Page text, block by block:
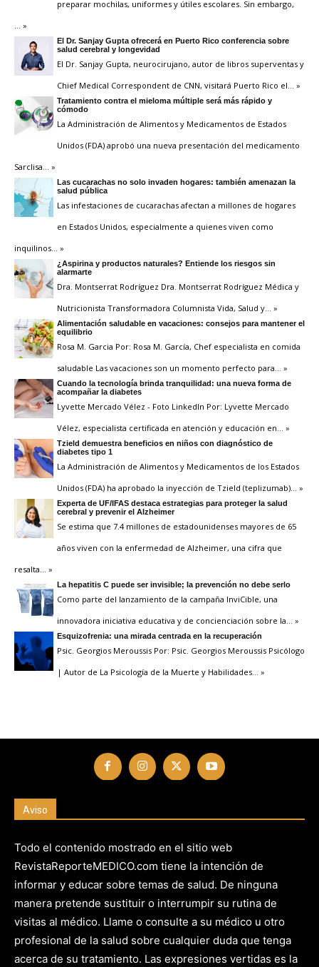
preparar mochilas, uniformes y útiles escolares. Sin embargo,
… »
El Dr. Sanjay Gupta ofrecerá en Puerto Rico conferencia sobre
salud cerebral y longevidad
El Dr. Sanjay Gupta, neurocirujano, autor de libros superventas y
Chief Medical Correspondent de CNN, visitará Puerto Rico el … »
Tratamiento contra el mieloma múltiple será más rápido y
cómodo
La Administración de Alimentos y Medicamentos de Estados
Unidos (FDA) aprobó una nueva presentación del medicamento
Sarclisa … »
Las cucarachas no solo invaden hogares: también amenazan la
salud pública
Las infestaciones de cucarachas afectan a millones de hogares
en Estados Unidos, especialmente a quienes viven como
inquilinos … »
¿Aspirina y productos naturales? Entiende los riesgos sin
alarmarte
Dra. Montserrat Rodríguez Dra. Montserrat Rodríguez Médica y
Nutricionista Transformadora Columnista Vida, Salud y … »
Alimentación saludable en vacaciones: consejos para mantener el
equilibrio
Rosa M. Garcia Por: Rosa M. García, Chef especialista en comida
saludable Las vacaciones son un momento perfecto para … »
Cuando la tecnología brinda tranquilidad: una nueva forma de
acompañar la diabetes
Lyvette Mercado Vélez - Foto LinkedIn Por: Lyvette Mercado
Vélez, especialista certificada en atención y educación en … »
Tzield demuestra beneficios en niños con diagnóstico de
diabetes tipo 1
La Administración de Alimentos y Medicamentos de los Estados
Unidos (FDA) ha aprobado la inyección de Tzield (teplizumab) … »
Experta de UF/IFAS destaca estrategias para proteger la salud
cerebral y prevenir el Alzheimer
Se estima que 7.4 millones de estadounidenses mayores de 65
años viven con la enfermedad de Alzheimer, una cifra que
resalta … »
La hepatitis C puede ser invisible; la prevención no debe serlo
Como parte del lanzamiento de la campaña InviCible, una
innovadora iniciativa educativa y de concienciación sobre la … »
Esquizofrenia: una mirada centrada en la recuperación
Psic. Georgios Meroussis Por: Psic. Georgios Meroussis Psicólogo
| Autor de La Psicología de la Muerte y Habilidades … »
Aviso
Todo el contenido mostrado en el sitio web
RevistaReporteMEDICO.com tiene la intención de
informar y educar sobre temas de salud. De ninguna
manera pretende sustituir o interrumpir su rutina de
visitas al médico. Llame o consulte a su médico u otro
profesional de la salud sobre cualquier duda que tenga
acerca de su tratamiento. Las expresiones vertidas es la